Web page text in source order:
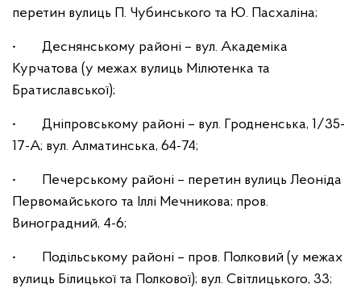
перетин вулиць П. Чубинського та Ю. Пасхаліна;
• Деснянському районі – вул. Академіка
Курчатова (у межах вулиць Мілютенка та
Братиславської);
• Дніпровському районі – вул. Гродненська, 1/35-
17-А; вул. Алматинська, 64-74;
• Печерському районі – перетин вулиць Леоніда
Первомайського та Іллі Мечникова; пров.
Виноградний, 4-6;
• Подільському районі – пров. Полковий (у межах
вулиць Білицької та Полкової); вул. Світлицького, 33;